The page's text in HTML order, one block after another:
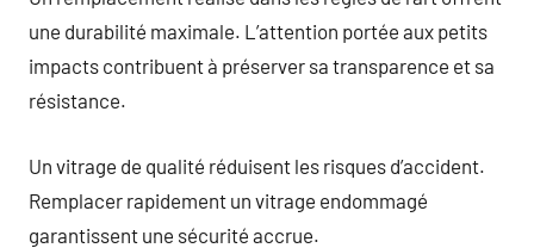
une durabilité maximale. L’attention portée aux petits
impacts contribuent à préserver sa transparence et sa
résistance.
Un vitrage de qualité réduisent les risques d’accident.
Remplacer rapidement un vitrage endommagé
garantissent une sécurité accrue.